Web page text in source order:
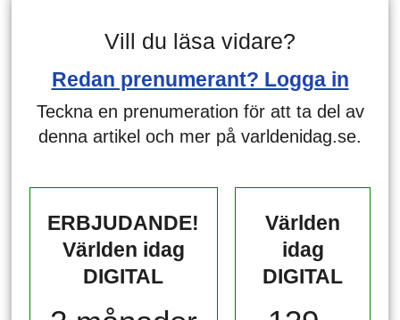
Vill du läsa vidare?
Redan prenumerant? Logga in
Teckna en prenumeration för att ta del av
denna artikel och mer på varldenidag.se.
ERBJUDANDE!
Världen idag
DIGITAL
Världen
idag
DIGITAL